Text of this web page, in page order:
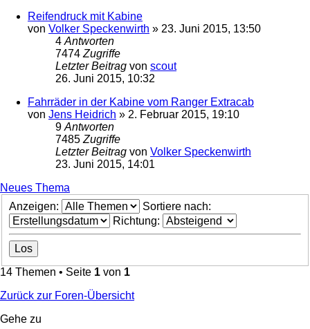
Reifendruck mit Kabine
von Volker Speckenwirth » 23. Juni 2015, 13:50
4 Antworten
7474 Zugriffe
Letzter Beitrag von scout
26. Juni 2015, 10:32
Fahrräder in der Kabine vom Ranger Extracab
von Jens Heidrich » 2. Februar 2015, 19:10
9 Antworten
7485 Zugriffe
Letzter Beitrag von Volker Speckenwirth
23. Juni 2015, 14:01
Neues Thema
Anzeigen:
Sortiere nach:
Richtung:
14 Themen • Seite 1 von 1
Zurück zur Foren-Übersicht
Gehe zu